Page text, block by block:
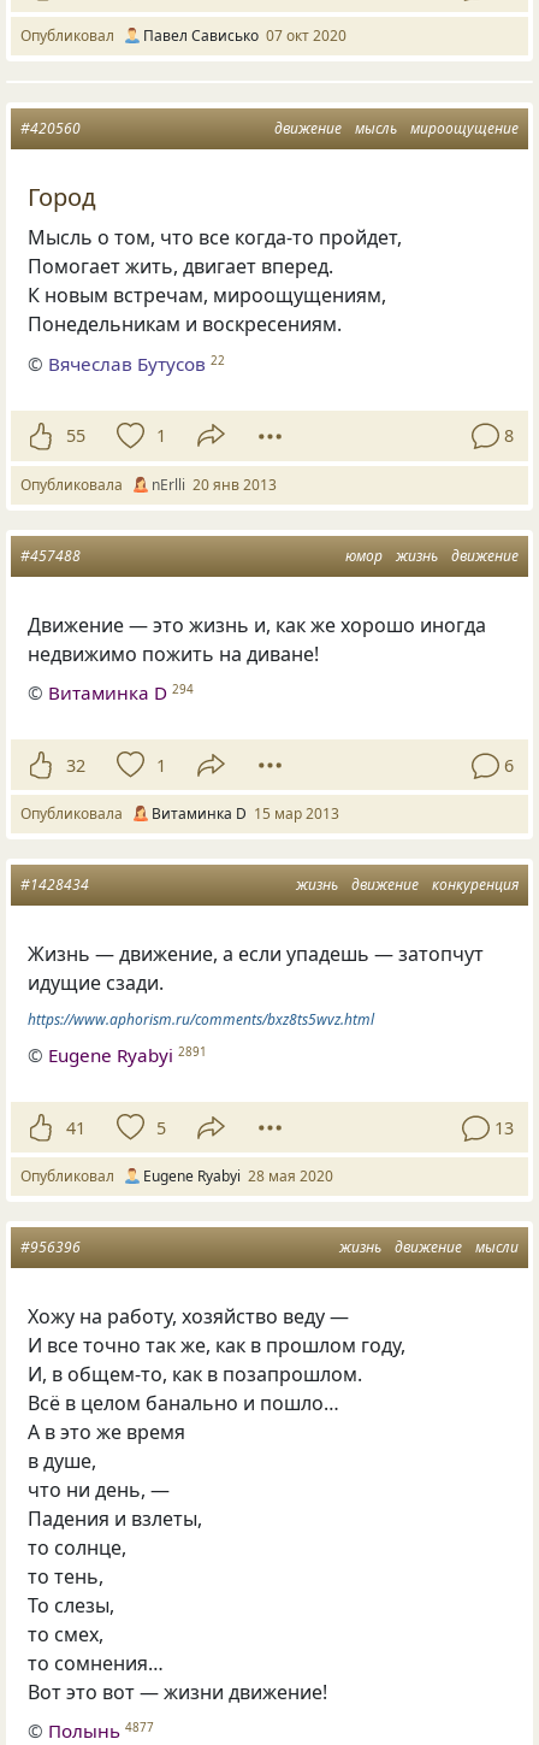
Опубликовал Павел Сависько 07 окт 2020
движение мысль мироощущение
#420560
Город
Мысль о том, что все когда-то пройдет,
Помогает жить, двигает вперед.
К новым встречам, мироощущениям,
Понедельникам и воскресениям.
© Вячеслав Бутусов 22
55 1 8
Опубликовала nErlli 20 янв 2013
юмор жизнь движение
#457488
Движение — это жизнь и, как же хорошо иногда
недвижимо пожить на диване!
© Витаминка D 294
32 1 6
Опубликовала Витаминка D 15 мар 2013
жизнь движение конкуренция
#1428434
Жизнь — движение, а если упадешь — затопчут
идущие сзади.
https://www.aphorism.ru/comments/bxz8ts5wvz.html
© Eugene Ryabyi 2891
41 5 13
Опубликовал Eugene Ryabyi 28 мая 2020
жизнь движение мысли
#956396
Хожу на работу, хозяйство веду —
И все точно так же, как в прошлом году,
И, в общем-то, как в позапрошлом.
Всё в целом банально и пошло…
А в это же время
в душе,
что ни день, —
Падения и взлеты,
то солнце,
то тень,
То слезы,
то смех,
то сомнения…
Вот это вот — жизни движение!
© Полынь 4877